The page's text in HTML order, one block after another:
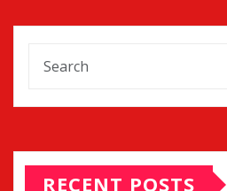
RECENT POSTS